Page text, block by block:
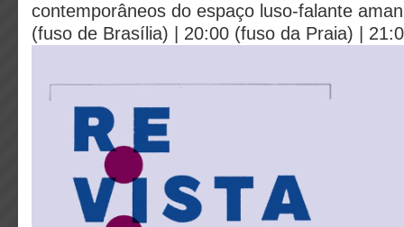
contemporâneos do espaço luso-falante
(fuso de Brasília) | 20:00 (fuso da Praia) |